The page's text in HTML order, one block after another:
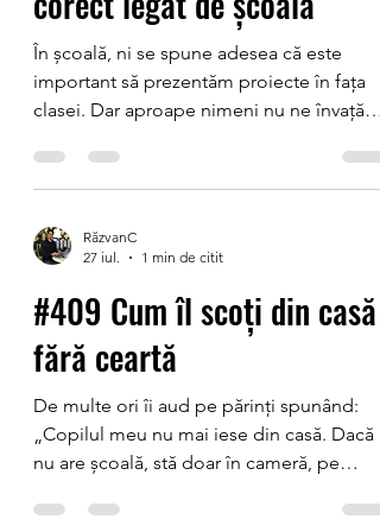
negociază sau renunță, atunci n
În școală, ni se spune adesea că este
important să prezentăm proiecte în fața
clasei. Dar aproape nimeni nu ne învață
Nu ne explică nimeni cum să ne
controlăm emoțiile atunci când avem zeci
de ochi ațintiți asupra noastră. Cum să
vorbim clar și cu încredere. Cum să ne
colegilor, să răspundem la întrebări sau să
ne revenim dacă uităm ce aveam de spus.
Pur și simplu primim tema, iar în ziua
prezentări
RăzvanC
27 iul.
1 min de citit
#409 Cum îl scoți din casă
fără ceartă
De multe ori îi aud pe părinți spunând:
„Copilul meu nu mai iese din casă. Dacă
nu are școală, stă doar în cameră, pe
înțeleg. Pentru mulți părinți, una dintre